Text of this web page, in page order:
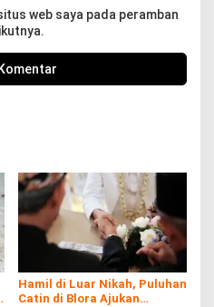
web saya pada peramban
Hamil di Luar Nikah, Puluhan
Catin di Blora Ajukan